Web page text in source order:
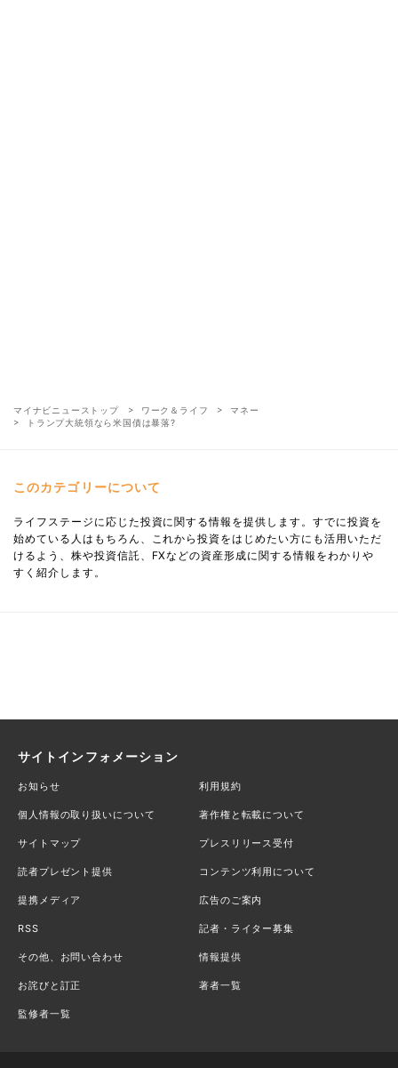
マイナビニューストップ ワーク＆ライフ
マネー
トランプ大統領なら米国債は暴落?
このカテゴリーについて
ライフステージに応じた投資に関する情報を提供します。すでに投資を
始めている人はもちろん、これから投資をはじめたい方にも活用いただ
けるよう、株や投資信託、FXなどの資産形成に関する情報をわかりや
すく紹介します。
サイトインフォメーション
お知らせ 利用規約
個人情報の取り扱いについて 著作権と転載について
サイトマップ プレスリリース受付
読者プレゼント提供 コンテンツ利用について
提携メディア 広告のご案内
RSS 記者・ライター募集
その他、お問い合わせ 情報提供
お詫びと訂正 著者一覧
監修者一覧